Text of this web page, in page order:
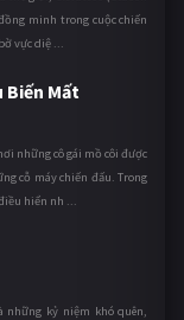
minh trong cuộc chiến
vực diệ ...
Biến Mất
những cô gái mồ côi được
cỗ máy chiến đấu. Trong
hiển nh ...
những kỷ niệm khó quên,